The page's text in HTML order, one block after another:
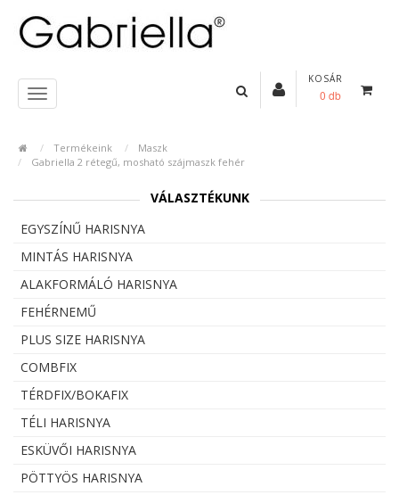
KOSÁR
0 db
Termékeink
Maszk
Gabriella 2 rétegű, mosható szájmaszk fehér
VÁLASZTÉKUNK
EGYSZÍNŰ HARISNYA
MINTÁS HARISNYA
ALAKFORMÁLÓ HARISNYA
FEHÉRNEMŰ
PLUS SIZE HARISNYA
COMBFIX
TÉRDFIX/BOKAFIX
TÉLI HARISNYA
ESKÜVŐI HARISNYA
PÖTTYÖS HARISNYA